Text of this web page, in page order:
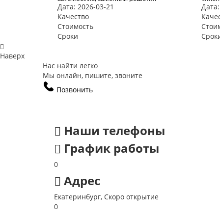
радиатора и покрыли его жидким
стеклом. Результат просто
потрясающий!
Дата: 2026-03-21
Качество
Стоимость
Сроки
Наверх
Нас найти легко
Мы онлайн, пишите, звоните
Позвонить
Наши телефоны
График работы
0
Адрес
Екатеринбург, Скоро открытие
0